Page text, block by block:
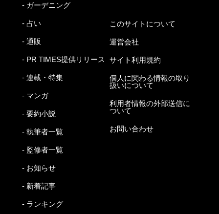
- ガーデニング
- 占い
- 通販
- PR TIMES提供リリース
- 連載・特集
- マンガ
- 要約小説
- 執筆者一覧
- 監修者一覧
- お知らせ
- 新着記事
- ランキング
このサイトについて
運営会社
サイト利用規約
個人に関わる情報の取り
扱いについて
利用者情報の外部送信に
ついて
お問い合わせ